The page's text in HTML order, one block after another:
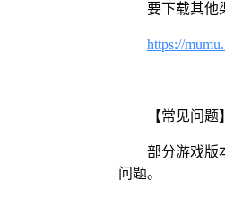
要下载其他
https://
【常见问题】
部分游戏版
问题。